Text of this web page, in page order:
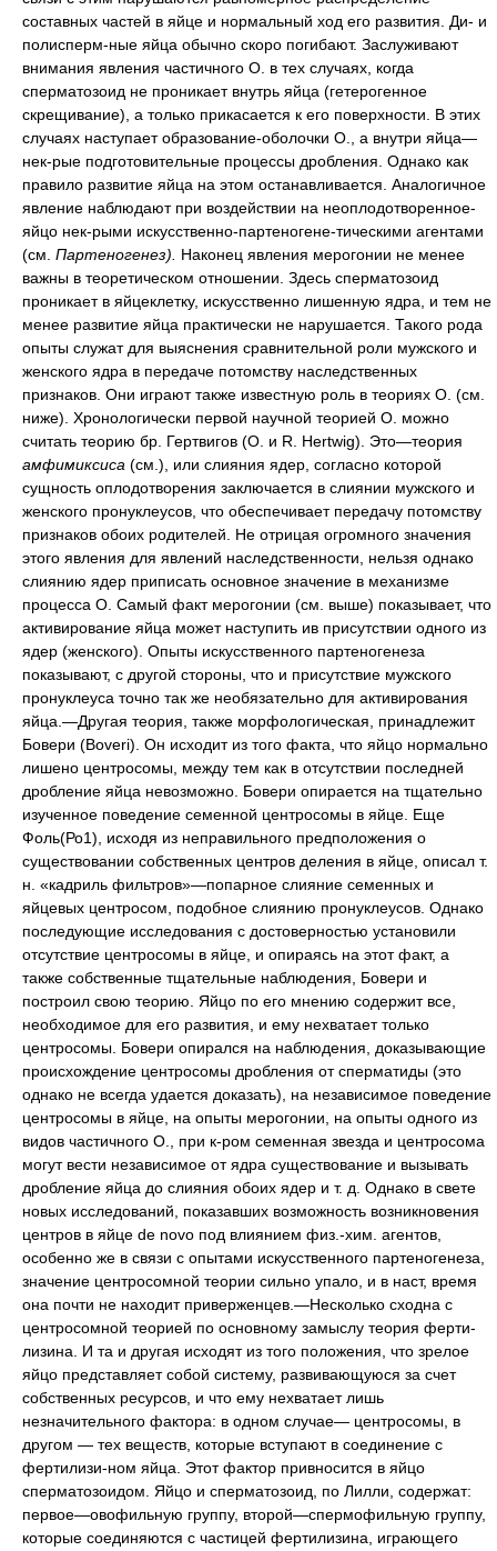
составных частей в яйце и нормальный ход его развития. Ди- и
полисперм-ные яйца обычно скоро погибают. Заслуживают
внимания явления частичного О. в тех случаях, когда
сперматозоид не проникает внутрь яйца (гетерогенное
скрещивание), а только прикасается к его поверхности. В этих
случаях наступает образование-оболочки О., а внутри яйца—
нек-рые подготовительные процессы дробления. Однако как
правило развитие яйца на этом останавливается. Аналогичное
явление наблюдают при воздействии на неоплодотворенное-
яйцо нек-рыми искусственно-партеногене-тическими агентами
(см. Партеногенез). Наконец явления мерогонии не менее
важны в теоретическом отношении. Здесь сперматозоид
проникает в яйцеклетку, искусственно лишенную ядра, и тем не
менее развитие яйца практически не нарушается. Такого рода
опыты служат для выяснения сравнительной роли мужского и
женского ядра в передаче потомству наследственных
признаков. Они играют также известную роль в теориях О. (см.
ниже). Хронологически первой научной теорией О. можно
считать теорию бр. Гертвигов (О. и R. Hertwig). Это—теория
амфимиксиса (см.), или слияния ядер, согласно которой
сущность оплодотворения заключается в слиянии мужского и
женского пронуклеусов, что обеспечивает передачу потомству
признаков обоих родителей. Не отрицая огромного значения
этого явления для явлений наследственности, нельзя однако
слиянию ядер приписать основное значение в механизме
процесса О. Самый факт мерогонии (см. выше) показывает, что
активирование яйца может наступить ив присутствии одного из
ядер (женского). Опыты искусственного партеногенеза
показывают, с другой стороны, что и присутствие мужского
пронуклеуса точно так же необязательно для активирования
яйца.—Другая теория, также морфологическая, принадлежит
Бовери (Boveri). Он исходит из того факта, что яйцо нормально
лишено центросомы, между тем как в отсутствии последней
дробление яйца невозможно. Бовери опирается на тщательно
изученное поведение семенной центросомы в яйце. Еще
Фоль(Ро1), исходя из неправильного предположения о
существовании собственных центров деления в яйце, описал т.
н. «кадриль фильтров»—попарное слияние семенных и
яйцевых центросом, подобное слиянию пронуклеусов. Однако
последующие исследования с достоверностью установили
отсутствие центросомы в яйце, и опираясь на этот факт, а
также собственные тщательные наблюдения, Бовери и
построил свою теорию. Яйцо по его мнению содержит все,
необходимое для его развития, и ему нехватает только
центросомы. Бовери опирался на наблюдения, доказывающие
происхождение центросомы дробления от сперматиды (это
однако не всегда удается доказать), на независимое поведение
центросомы в яйце, на опыты мерогонии, на опыты одного из
видов частичного О., при к-ром семенная звезда и центросома
могут вести независимое от ядра существование и вызывать
дробление яйца до слияния обоих ядер и т. д. Однако в свете
новых исследований, показавших возможность возникновения
центров в яйце de novo под влиянием физ.-хим. агентов,
особенно же в связи с опытами искусственного партеногенеза,
значение центросомной теории сильно упало, и в наст, время
она почти не находит приверженцев.—Несколько сходна с
центросомной теорией по основному замыслу теория ферти-
лизина. И та и другая исходят из того положения, что зрелое
яйцо представляет собой систему, развивающуюся за счет
собственных ресурсов, и что ему нехватает лишь
незначительного фактора: в одном случае— центросомы, в
другом — тех веществ, которые вступают в соединение с
фертилизи-ном яйца. Этот фактор привносится в яйцо
сперматозоидом. Яйцо и сперматозоид, по Лилли, содержат:
первое—овофильную группу, второй—спермофильную группу,
которые соединяются с частицей фертилизина, играющего